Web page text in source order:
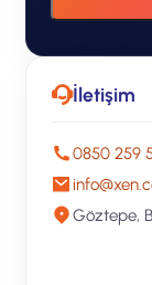
İletişim
0850 259
Göztepe,